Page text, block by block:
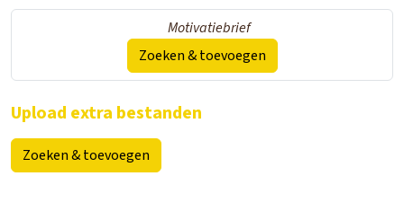
Motivatiebrief
Zoeken & toevoegen
Upload extra bestanden
Zoeken & toevoegen